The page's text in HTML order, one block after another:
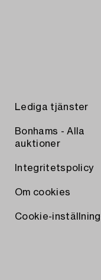
Lediga tjänster
Bonhams - Alla
auktioner
Integritetspolicy
Om cookies
Cookie-